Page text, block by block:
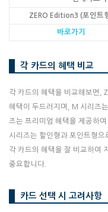
ZERO Edition3 (포인트
바로가기
각 카드의 혜택 비교
각 카드의 혜택을 비교해보면,
혜택이 두드러지며, M 시리즈
즈는 프리미엄 혜택을 제공하
시리즈는 할인형과 포인트형으
각 카드의 혜택을 잘 비교하여
중요합니다.
카드 선택 시 고려사항